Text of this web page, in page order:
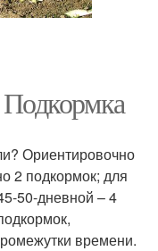
Ориентировочно
2 подкормок; для
50-дневной – 4
времени.